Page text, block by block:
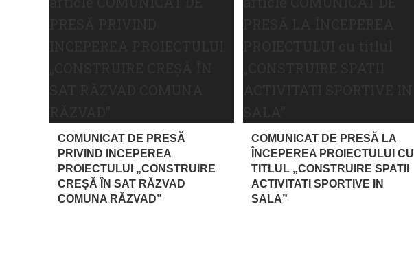
COMUNICAT DE PRESĂ
PRIVIND INCEPEREA
PROIECTULUI „CONSTRUIRE
CREȘĂ ÎN SAT RĂZVAD
COMUNA RĂZVAD”
COMUNICAT DE PRESĂ LA
ÎNCEPEREA PROIECTULUI CU
TITLUL „CONSTRUIRE SPATII
ACTIVITATI SPORTIVE IN
SALA”